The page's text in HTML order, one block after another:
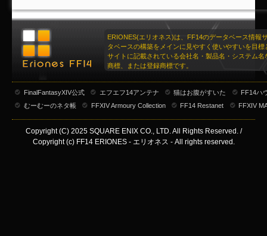
ERIONES(エリオネス)は、FF14のデータベース情報
タベースの構築をメインに見やすく使いやすいを目標
サイトに記載されている会社名・製品名・システム名
商標、または登録商標です。
FinalFantasyXIV公式 エフエフ14アンテナ 猫はお腹がすいた
FF14ハ
むーむーのネタ帳
FFXIV Armoury Collection FF14 Restanet FFXIV
Copyright (C) 2025 SQUARE ENIX CO., LTD. All Rights Reserved. /
Copyright (c) FF14 ERIONES - エリオネス - All rights reserved.